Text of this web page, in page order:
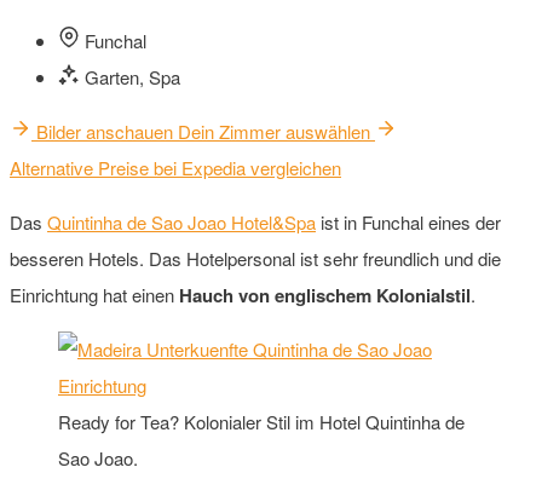
Funchal
Garten, Spa
Bilder anschauen Dein Zimmer auswählen
Alternative Preise bei Expedia vergleichen
Das Quintinha de Sao Joao Hotel&Spa ist in Funchal eines der
besseren Hotels. Das Hotelpersonal ist sehr freundlich und die
Einrichtung hat einen Hauch von englischem Kolonialstil.
Ready for Tea? Kolonialer Stil im Hotel Quintinha de
Sao Joao.